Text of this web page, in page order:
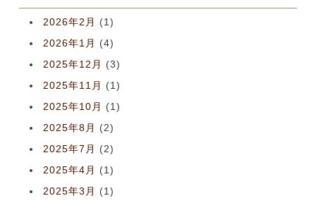
2026年2月
(1)
2026年1月
(4)
2025年12月
(3)
2025年11月
(1)
2025年10月
(1)
2025年8月
(2)
2025年7月
(2)
2025年4月
(1)
2025年3月
(1)